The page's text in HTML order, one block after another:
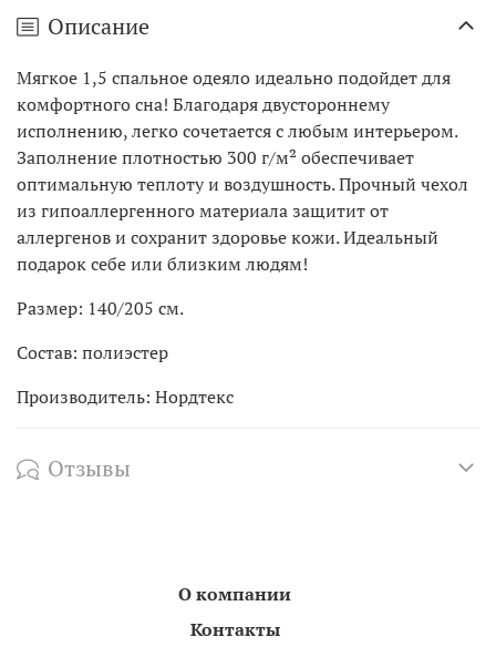
Описание
Мягкое 1,5 спальное одеяло идеально подойдет для
комфортного сна! Благодаря двустороннему
исполнению, легко сочетается с любым интерьером.
Заполнение плотностью 300 г/м² обеспечивает
оптимальную теплоту и воздушность. Прочный чехол
из гипоаллергенного материала защитит от
аллергенов и сохранит здоровье кожи. Идеальный
подарок себе или близким людям!
Размер: 140/205 см.
Состав: полиэстер
Производитель: Нордтекс
Отзывы
О компании
Контакты